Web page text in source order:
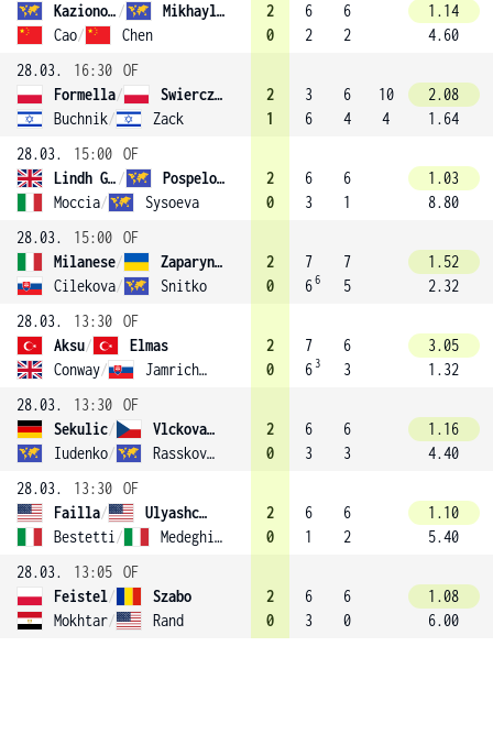
Kazionova /
Mikhaylova (3)
Cao/ Chen
2
0
6
2
6
2
1.14
4.60
28.03.
16:30 OF
Formella/
Swierczynska
Buchnik/ Zack
2
1
3
6
6
4
10
4
2.08
1.64
28.03.
15:00 OF
Lindh Gallagher /
Pospelova (1)
Moccia/ Sysoeva
2
0
6
3
6
1
1.03
8.80
28.03.
15:00 OF
Milanese/
Zaparyniuk
Cilekova/ Snitko
2
0
7
66
7
5
1.52
2.32
28.03.
13:30 OF
Aksu/
Elmas
Conway/ Jamrichova
2
0
7
6 3
6
3
3.05
1.32
28.03.
13:30 OF
Sekulic/
Vlckova (4)
Iudenko/ Rasskovskaia
2
0
6
3
6
3
1.16
4.40
28.03.
13:30 OF
Failla/
Ulyashchenko (2)
Bestetti / Medeghini
2
0
6
1
6
2
1.10
5.40
28.03.
13:05 OF
Feistel/
Szabo
Mokhtar/ Rand
2
0
6
3
6
0
1.08
6.00